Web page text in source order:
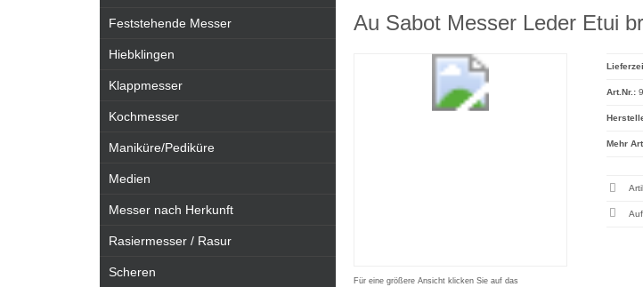
Au Sabot Messer Leder Etui
Für eine größere Ansicht klicken Sie auf das
Art.Nr.:
Mehr
Feststehende Messer
Hiebklingen
Klappmesser
Kochmesser
Maniküre/Pediküre
Medien
Messer nach Herkunft
Rasiermesser / Rasur
Scheren